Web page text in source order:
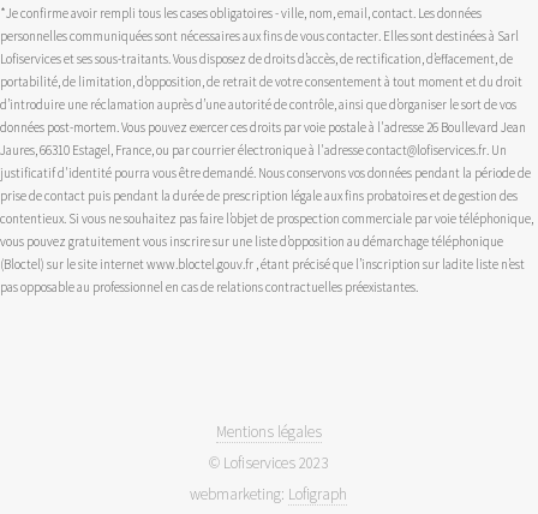
*Je confirme avoir rempli tous les cases obligatoires - ville, nom, email, contact. Les données
personnelles communiquées sont nécessaires aux fins de vous contacter. Elles sont destinées à Sarl
Lofiservices et ses sous-traitants. Vous disposez de droits d’accès, de rectification, d’effacement, de
portabilité, de limitation, d’opposition, de retrait de votre consentement à tout moment et du droit
d’introduire une réclamation auprès d’une autorité de contrôle, ainsi que d’organiser le sort de vos
données post-mortem. Vous pouvez exercer ces droits par voie postale à l'adresse 26 Boullevard Jean
Jaures, 66310 Estagel, France, ou par courrier électronique à l'adresse contact@lofiservices.fr. Un
justificatif d'identité pourra vous être demandé. Nous conservons vos données pendant la période de
prise de contact puis pendant la durée de prescription légale aux fins probatoires et de gestion des
contentieux. Si vous ne souhaitez pas faire l’objet de prospection commerciale par voie téléphonique,
vous pouvez gratuitement vous inscrire sur une liste d’opposition au démarchage téléphonique
(Bloctel) sur le site internet www.bloctel.gouv.fr , étant précisé que l’inscription sur ladite liste n’est
pas opposable au professionnel en cas de relations contractuelles préexistantes.
Mentions légales
© Lofiservices 2023
webmarketing: Lofigraph